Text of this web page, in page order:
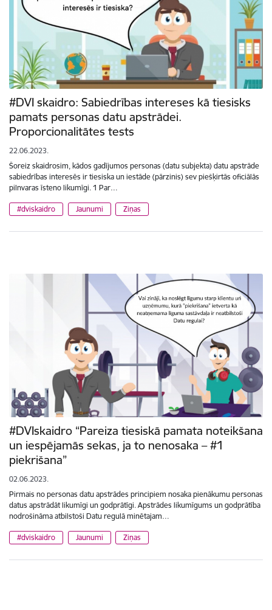
#DVI skaidro: Sabiedrības intereses kā tiesisks
pamats personas datu apstrādei.
Proporcionalitātes tests
22.06.2023.
Šoreiz skaidrosim, kādos gadījumos personas (datu subjekta) datu apstrāde
sabiedrības interesēs ir tiesiska un iestāde (pārzinis) sev piešķirtās oficiālās
pilnvaras īsteno likumīgi. 1 Par…
#dviskaidro Jaunumi Ziņas
#DVIskaidro “Pareiza tiesiskā pamata noteikšana
un iespējamās sekas, ja to nenosaka – #1
piekrišana”
02.06.2023.
Pirmais no personas datu apstrādes principiem nosaka pienākumu personas
datus apstrādāt likumīgi un godprātīgi. Apstrādes likumīgums un godprātība
nodrošināma atbilstoši Datu regulā minētajam…
#dviskaidro Jaunumi Ziņas